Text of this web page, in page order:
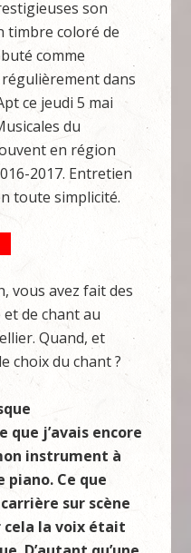
son
timbre coloré de
comme
dans
ce jeudi 5 mai
du
en région
2017. Entretien
toute simplicité.
vous avez fait des
et de chant au
Quand, et
choix du chant ?
que j’avais encore
instrument à
piano. Ce que
sur scène
cela la voix était